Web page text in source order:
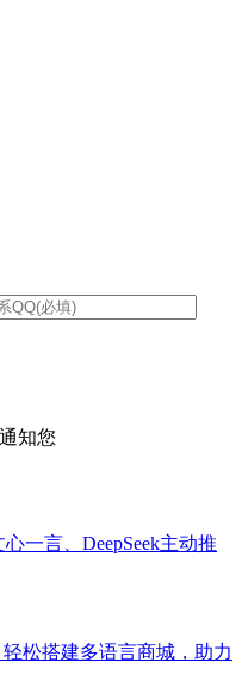
知您
一言、DeepSeek主动推
松搭建多语言商城，助力